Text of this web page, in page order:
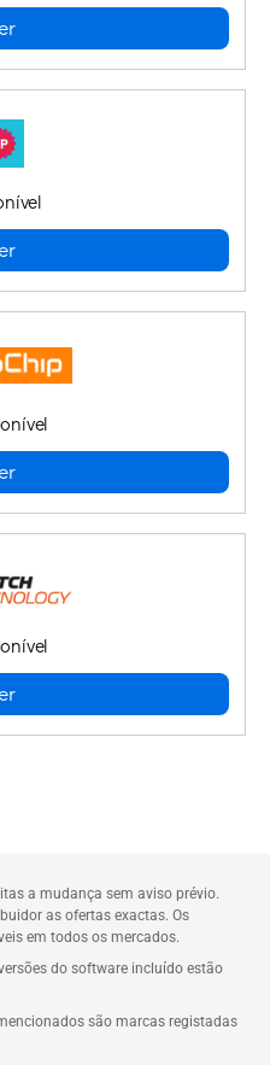
a mudança sem aviso prévio.
as ofertas exactas. Os
em todos os mercados.
do software incluído estão
são marcas registadas